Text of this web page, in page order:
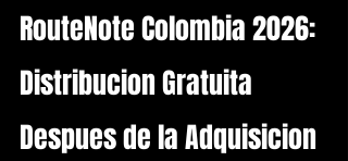
RouteNote Colombia 2026:
Distribucion Gratuita
Despues de la Adquisicion